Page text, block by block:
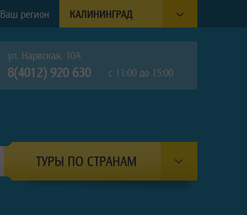
КАЛИНИНГРАД
Ваш регион
ТУРЫ ПО СТРАНАМ
ул. Нарвская, 10А
с 11:00 до 15:00
8(4012) 920 630